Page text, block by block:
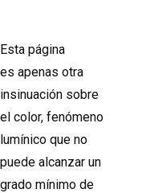
Esta página
es apenas otra
insinuación sobre
el color, fenómeno
lumínico que no
puede alcanzar un
grado mínimo de